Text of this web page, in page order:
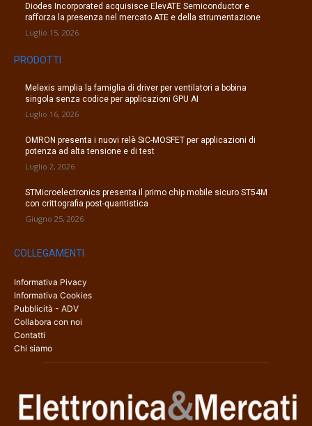
Diodes Incorporated acquisisce ElevATE Semiconductor e
rafforza la presenza nel mercato ATE e della strumentazione
Luglio 15, 2026
PRODOTTI
Melexis amplia la famiglia di driver per ventilatori a bobina
singola senza codice per applicazioni GPU AI
Luglio 16, 2026
OMRON presenta i nuovi relè SiC-MOSFET per applicazioni di
potenza ad alta tensione e di test
Luglio 2, 2026
STMicroelectronics presenta il primo chip mobile sicuro ST54M
con crittografia post-quantistica
Giugno 25, 2026
COLLEGAMENTI
Informativa Pivacy
Informativa Cookies
Pubblicità - ADV
Collabora con noi
Contatti
Chi siamo